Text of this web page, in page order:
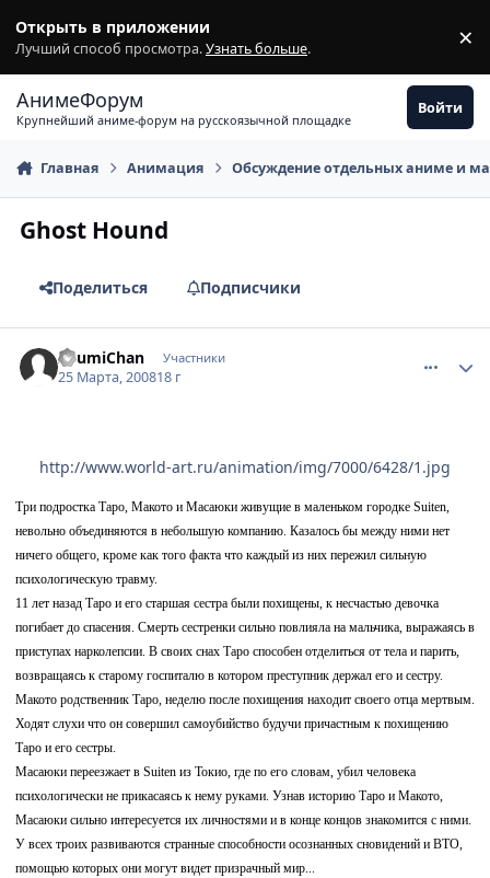
Открыть в приложении
Лучший способ просмотра.Узнать больше. ×
АнимеФорум
Крупнейший аниме-форум на русскоязычной площадке
Войти
Главная Анимация Обсуждение отдельных аниме и
Ghost Hound
Поделиться Подписчики
AsumiChan Участники
25 Марта, 200818 г
http://www.world-art.ru/animation/img/7000/6428/1.jpg
Три подростка Таро, Макото и Масаюки живущие в маленьком городке Suiten,
невольно объединяются в небольшую компанию. Казалось бы между ними нет
ничего общего, кроме как того факта что каждый из них пережил сильную
психологическую травму.
11 лет назад Таро и его старшая сестра были похищены, к несчастью девочка
погибает до спасения. Смерть сестренки сильно повлияла на мальчика, выражаясь в
приступах нарколепсии. В своих снах Таро способен отделиться от тела и парить,
возвращаясь к старому госпиталю в котором преступник держал его и сестру.
Макото родственник Таро, неделю после похищения находит своего отца мертвым.
Ходят слухи что он совершил самоубийство будучи причастным к похищению
Таро и его сестры.
Масаюки переезжает в Suiten из Токио, где по его словам, убил человека
психологически не прикасаясь к нему руками. Узнав историю Таро и Макото,
Масаюки сильно интересуется их личностями и в конце концов знакомится с ними.
У всех троих развиваются странные способности осознанных сновидений и ВТО,
помощью которых они могут видет призрачный мир...